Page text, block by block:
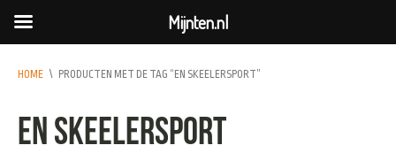
HOME \ PRODUCTEN MET DE TAG “EN SKEELERSPORT”
en skeelersport
Mijnten.nl